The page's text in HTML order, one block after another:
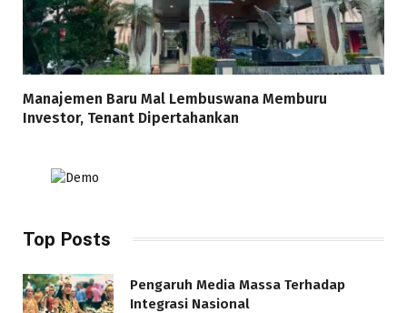
Manajemen Baru Mal Lembuswana Memburu
Investor, Tenant Dipertahankan
Top Posts
Pengaruh Media Massa Terhadap
Integrasi Nasional